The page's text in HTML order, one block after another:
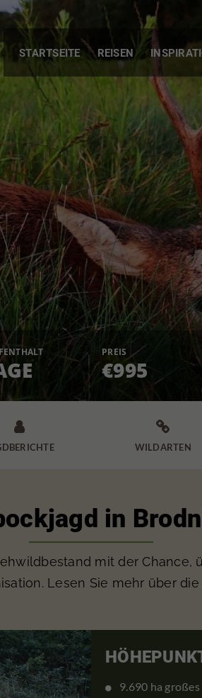
STARTSEITE REISEN
PREIS
€995
 
WILDARTEN
in
mit der Chance,
Lesen Sie mehr über die
9.690 ha großes